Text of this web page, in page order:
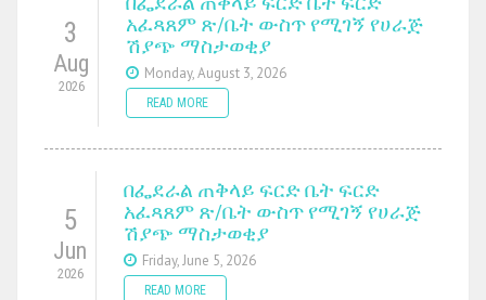
3
Aug
2026
አፈጻጸም ጽ/ቤት ውስጥ የሚገኝ የሀራጅ
ሽያጭ ማስታወቂያ
Monday, August 3, 2026
READ MORE
5
Jun
2026
በፌደራል ጠቅላይ ፍርድ ቤት ፍርድ
አፈጻጸም ጽ/ቤት ውስጥ የሚገኝ የሀራጅ
ሽያጭ ማስታወቂያ
Friday, June 5, 2026
READ MORE